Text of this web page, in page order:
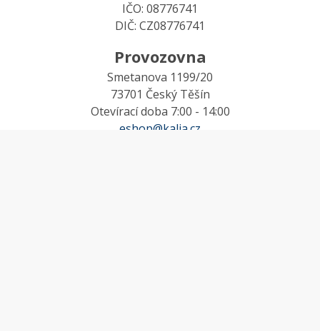
IČO: 08776741
DIČ: CZ08776741
Provozovna
Smetanova 1199/20
73701 Český Těšín
Otevírací doba 7:00 - 14:00
eshop@kalia.cz